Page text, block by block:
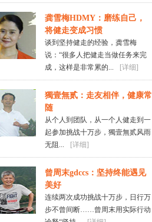
龚雪梅HDMY：磨练自己，
将健走变成习惯
谈到坚持健走的经验，龚雪梅
说：“很多人把健走当做任务来完
成，这样是非常累的...
[详细]
獨壹無贰：走友相伴，健康常
随
从个人到团队，从一个人健走到一
起参加挑战十万步，獨壹無贰风雨
无阻...
[详细]
曾周末gdccs：坚持终能遇见
美好
连续两次成功挑战十万步，日行万
步不曾间断……曾周末用实际行动